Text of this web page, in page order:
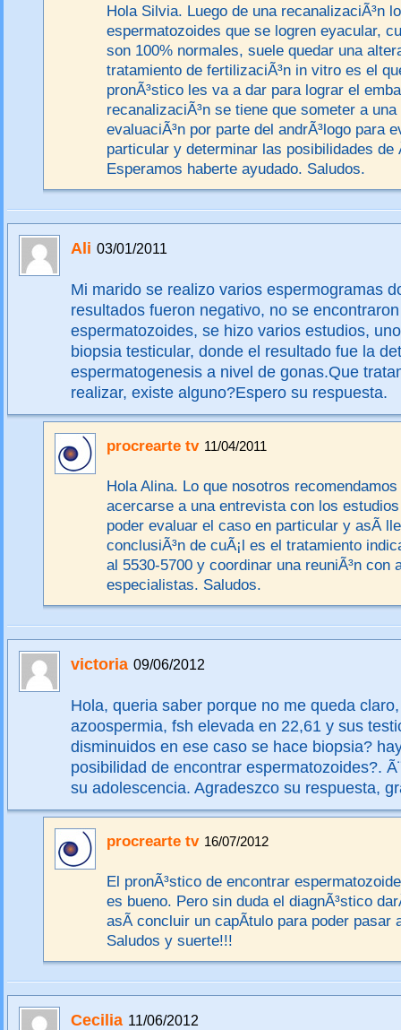
Hola Silvia. Luego de una recanalizaciÃ³n
espermatozoides que se logren eyacular,
son 100% normales, suele quedar una
tratamiento de fertilizaciÃ³n in vitro es el
pronÃ³stico les va a dar para lograr el
recanalizaciÃ³n se tiene que someter a
evaluaciÃ³n por parte del andrÃ³logo para
particular y determinar las posibilidades
Esperamos haberte ayudado. Saludos.
Ali 03/01/2011
Mi marido se realizo varios espermogramas
resultados fueron negativo, no se encontraron
espermatozoides, se hizo varios estudios,
biopsia testicular, donde el resultado fue la
espermatogenesis a nivel de gonas.Que
realizar, existe alguno?Espero su respuesta.
procrearte tv 11/04/2011
Hola Alina. Lo que nosotros
acercarse a una entrevista con los
poder evaluar el caso en particular y asÃ­
conclusiÃ³n de cuÃ¡l es el tratamiento
al 5530-5700 y coordinar una reuniÃ³n con
especialistas. Saludos.
victoria 09/06/2012
Hola, queria saber porque no me queda
azoospermia, fsh elevada en 22,61 y sus
disminuidos en ese caso se hace biopsia?
posibilidad de encontrar espermatozoides?.
su adolescencia. Agradeszco su respuesta,
procrearte tv 16/07/2012
El pronÃ³stico de encontrar
es bueno. Pero sin duda el diagnÃ³stico
asÃ­ concluir un capÃ­tulo para poder pasar
Saludos y suerte!!!
Cecilia 11/06/2012